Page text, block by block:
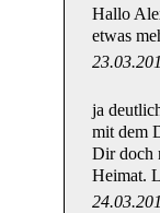
Hallo
etwas
ja
mit dem
Dir doch
Heimat.